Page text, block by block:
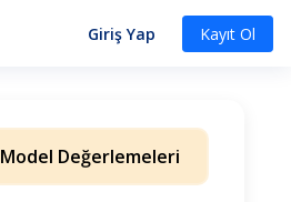
Giriş Yap Kayıt Ol
Model Değerlemeleri